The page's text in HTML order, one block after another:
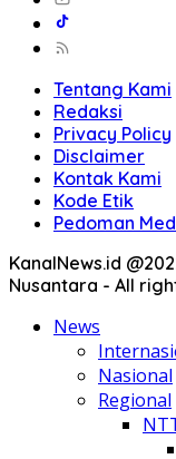
Tentang Kami
Redaksi
Privacy Policy
Disclaimer
Kontak Kami
Kode Etik
Pedoman
KanalNews.id
Nusantara - All
News
Nasional
Regional